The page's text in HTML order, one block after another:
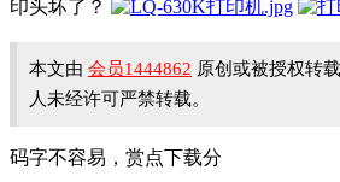
印头坏了？
本文由 会员1444862 原创或被授权转
人未经许可严禁转载。
码字不容易，赏点下载分